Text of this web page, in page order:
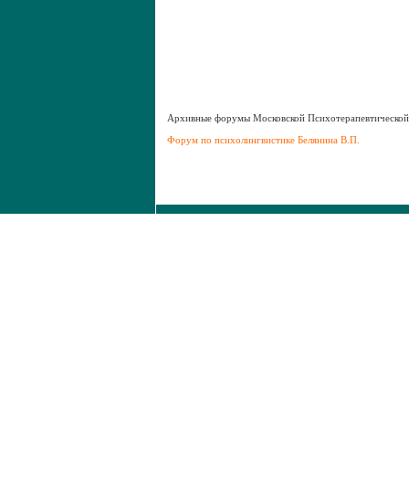
Aрхивные форумы Московской
Форум по психолингвистике Белянина В.П.